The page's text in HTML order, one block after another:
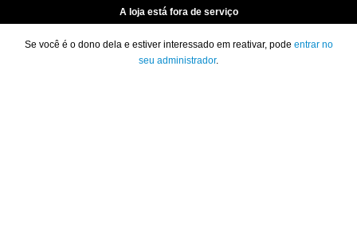
A loja está fora de serviço
Se você é o dono dela e estiver interessado em reativar, pode entrar no
seu administrador.